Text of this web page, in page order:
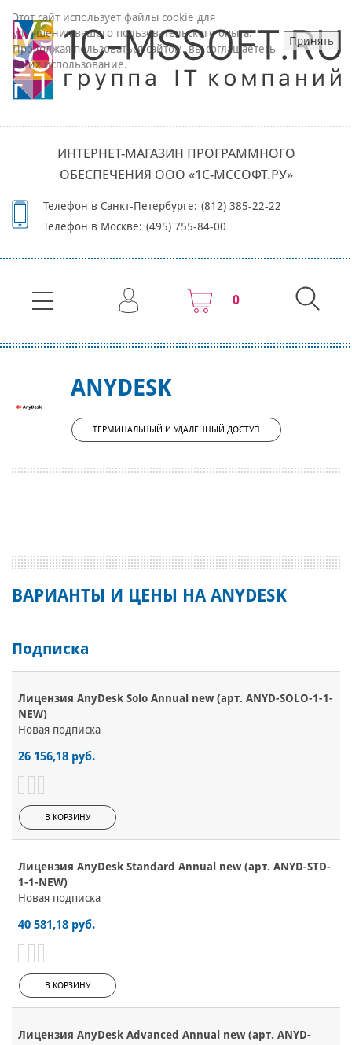
ИНТЕРНЕТ-МАГАЗИН ПРОГРАММНОГО
ОБЕСПЕЧЕНИЯ ООО «1С-МССОФТ.РУ»
Телефон в Санкт-Петербурге: (812) 385-22-22
Телефон в Москве: (495) 755-84-00
0
ANYDESK
ТЕРМИНАЛЬНЫЙ И УДАЛЕННЫЙ ДОСТУП
ВАРИАНТЫ И ЦЕНЫ НА ANYDESK
Подписка
Лицензия AnyDesk Solo Annual new (арт. ANYD-SOLO-1-1-
NEW)
Новая подписка
26 156,18 руб.
В КОРЗИНУ
Лицензия AnyDesk Standard Annual new (арт. ANYD-STD-
1-1-NEW)
Новая подписка
40 581,18 руб.
В КОРЗИНУ
Лицензия AnyDesk Advanced Annual new (арт. ANYD-
Этот сайт использует файлы cookie для
улучшения вашего пользовательского опыта.
Продолжая пользоваться сайтом, вы соглашаетесь
на их использование.
Принять